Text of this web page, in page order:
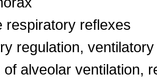
respiratory reflexes
regulation,
of alveolar ventilation,